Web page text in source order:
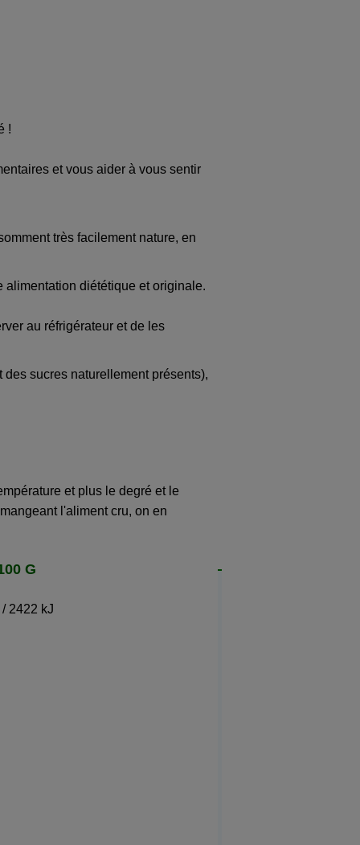
!
et vous aider à vous sentir
très facilement nature, en
alimentation diététique et originale.
au réfrigérateur et de les
sucres naturellement présents),
et plus le degré et le
l'aliment cru, on en
G
2422 kJ